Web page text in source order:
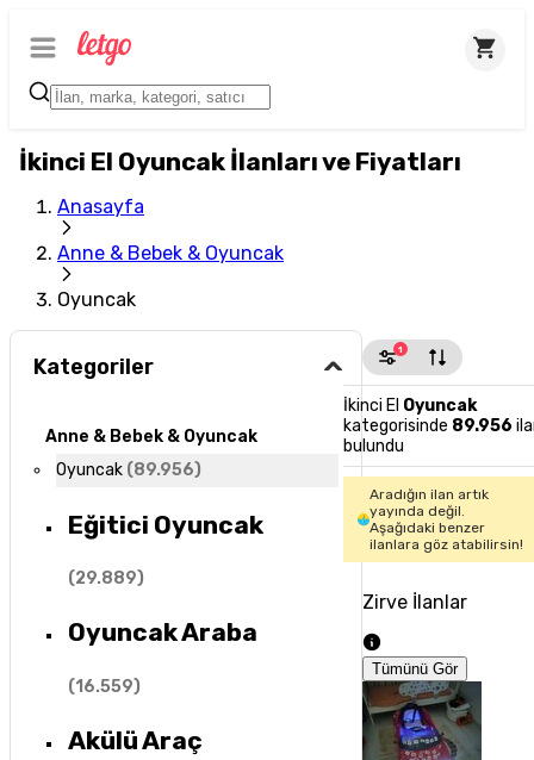
İkinci El Oyuncak İlanları ve Fiyatları
Anasayfa
Anne & Bebek & Oyuncak
Oyuncak
Kategoriler
Anne & Bebek & Oyuncak
Oyuncak (89.956)
Eğitici Oyuncak
(29.889)
Oyuncak Araba
(16.559)
Akülü Araç
1
İkinci El Oyuncak
kategorisinde 89.956
bulundu
Aradığın ilan artık
yayında değil.
Aşağıdaki benzer
ilanlara göz atabilirsin!
Zirve İlanlar
Tümünü Gör